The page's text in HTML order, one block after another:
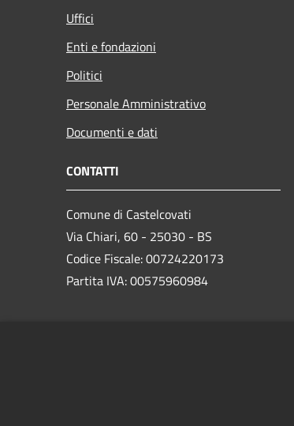
Uffici
Enti e fondazioni
Politici
Personale Amministrativo
Documenti e dati
CONTATTI
Comune di Castelcovati
Via Chiari, 60 - 25030 - BS
Codice Fiscale: 00724220173
Partita IVA: 00575960984